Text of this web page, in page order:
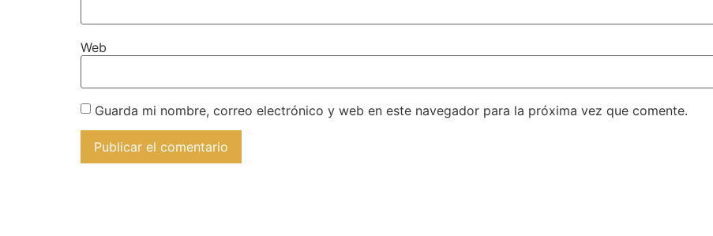
Web
Guarda mi nombre, correo electrónico y web en este navegador para la próxima vez que comente.